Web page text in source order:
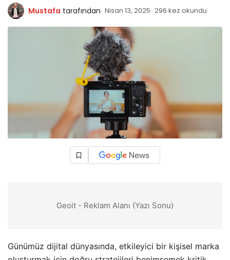
Mustafa tarafından Nisan 13, 2025 296 kez okundu
Geoit - Reklam Alanı (Yazı Sonu)
Günümüz dijital dünyasında, etkileyici bir kişisel marka